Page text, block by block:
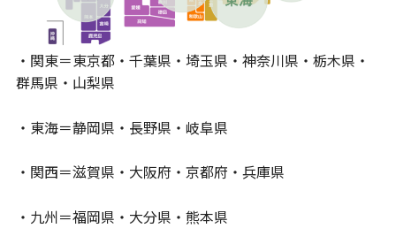
・関東＝東京都・千葉県・埼玉県・神奈川県・栃木県・
群馬県・山梨県
・東海＝静岡県・長野県・岐阜県
・関西＝滋賀県・大阪府・京都府・兵庫県
・九州＝福岡県・大分県・熊本県